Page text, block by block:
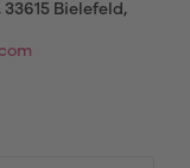
Bielefeld,